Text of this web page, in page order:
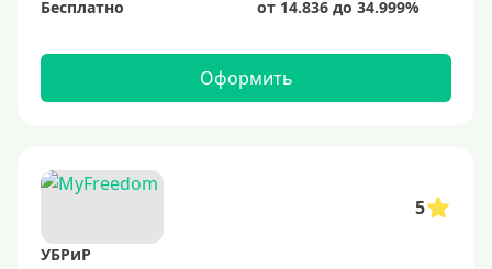
Бесплатно
Оформить
5
УБРиР